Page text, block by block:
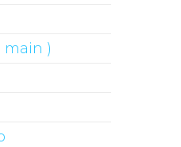
main )